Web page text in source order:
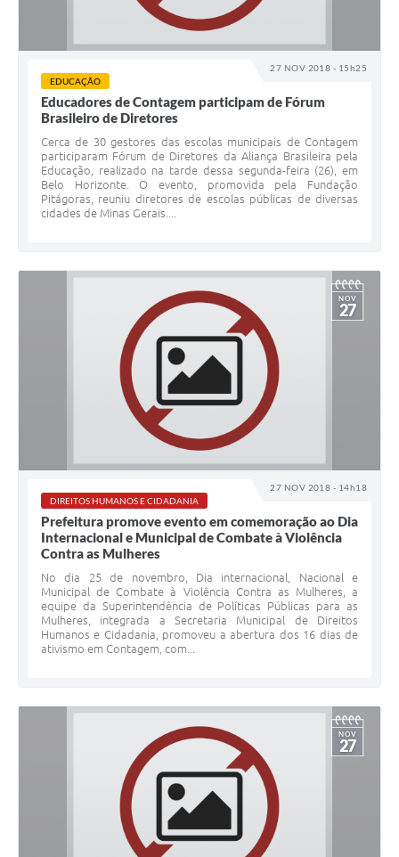
27 NOV 2018 - 15h25
EDUCAÇÃO
Educadores de Contagem participam de Fórum
Brasileiro de Diretores
Cerca de 30 gestores das escolas municipais de Contagem
participaram Fórum de Diretores da Aliança Brasileira pela
Educação, realizado na tarde dessa segunda-feira (26), em
Belo Horizonte. O evento, promovida pela Fundação
Pitágoras, reuniu diretores de escolas públicas de diversas
cidades de Minas Gerais....
27 NOV 2018 - 14h18
NOV
27
DIREITOS HUMANOS E CIDADANIA
Prefeitura promove evento em comemoração ao Dia
Internacional e Municipal de Combate à Violência
Contra as Mulheres
No dia 25 de novembro, Dia internacional, Nacional e
Municipal de Combate à Violência Contra as Mulheres, a
equipe da Superintendência de Políticas Públicas para as
Mulheres, integrada a Secretaria Municipal de Direitos
Humanos e Cidadania, promoveu a abertura dos 16 dias de
ativismo em Contagem, com...
NOV
27